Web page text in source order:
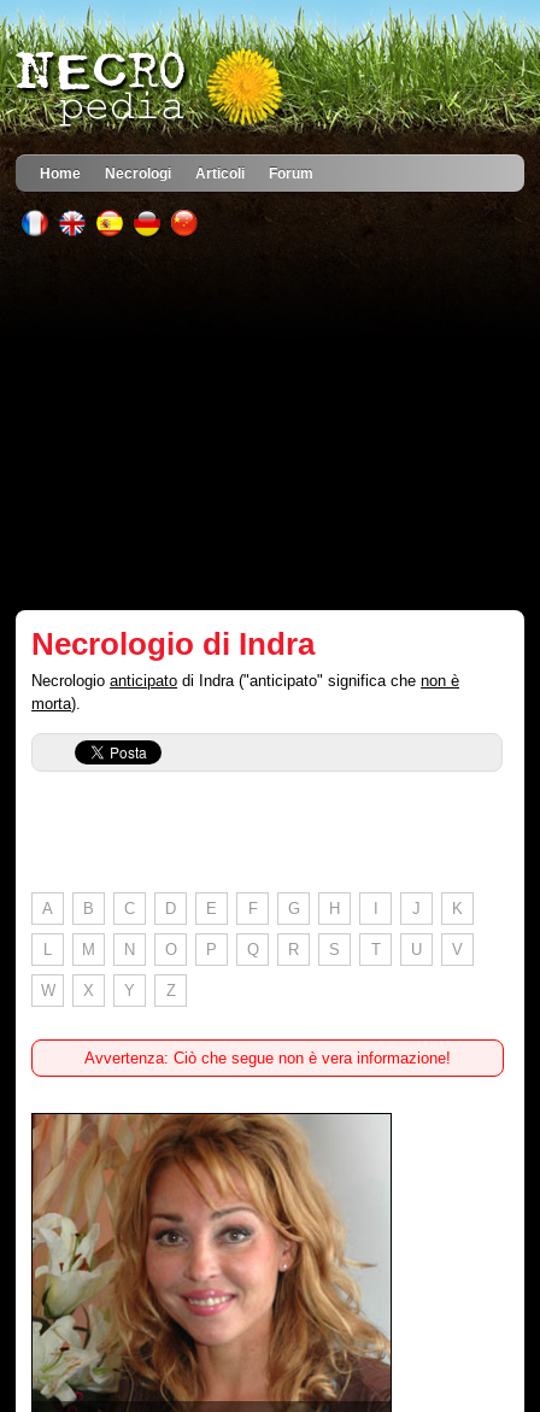
Home Necrologi Articoli Forum
Necrologio di Indra
Necrologioanticipato di Indra ("anticipato" significa chenon è
morta).
A B C D E F G H I J K
L M N O P Q R S T U V
W X Y Z
Avvertenza: Ciò che segue non è vera informazione!